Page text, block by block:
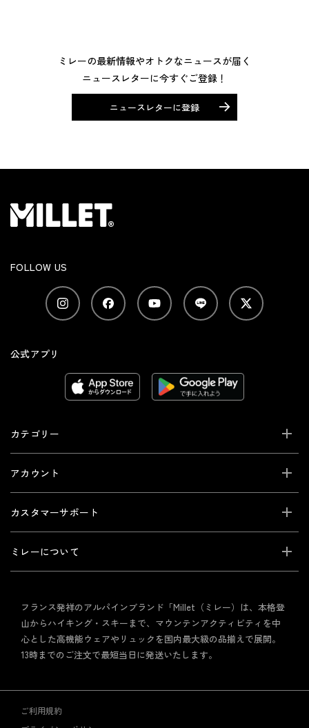
ミレーの最新情報やオトクなニュースが届く
ニュースレターに今すぐご登録！
ニュースレターに登録
FOLLOW US
公式アプリ
カテゴリー
アカウント
カスタマーサポート
ミレーについて
フランス発祥のアルパインブランド「Millet（ミレー）は、本格登
山からハイキング・スキーまで、マウンテンアクティビティを中
心とした高機能ウェアやリュックを国内最大級の品揃えで展開。
13時までのご注文で最短当日に発送いたします。
ご利用規約